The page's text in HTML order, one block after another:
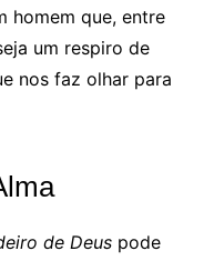
homem que, entre
um respiro de
nos faz olhar para
de Deuspode